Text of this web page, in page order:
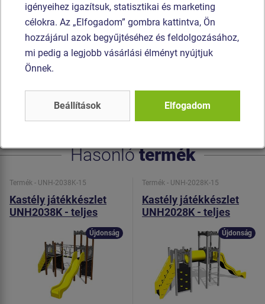
színállandóság, karcolásokkal szembeni ellenálló képesség
és vízállóság). A kötelek HERKULES anyagból (16 mm-es
polipropilén kötél belső acélmaggal) készülnek, és
műanyag vagy alumínium kapcsokkal vannak összekötve.
A hegymászó fogók poliészter készülnek, ami hosszú
felületet garantál. Az összekötőelemek horganyzottak vagy
Hasonlótermék
Termék - UNH-2038K-15
Kastély játékkészlet
UNH2038K - teljes
Újdonság
Termék - UNH-2028K-15
Kastély játékkészlet
UNH2028K - teljes
Újdonság
igényeihez igazítsuk, statisztikai és marketing
célokra. Az „Elfogadom” gombra kattintva, Ön
hozzájárul azok begyűjtéséhez és feldolgozásához,
mi pedig a legjobb vásárlási élményt nyújtjuk
Önnek.
Beállítások Elfogadom